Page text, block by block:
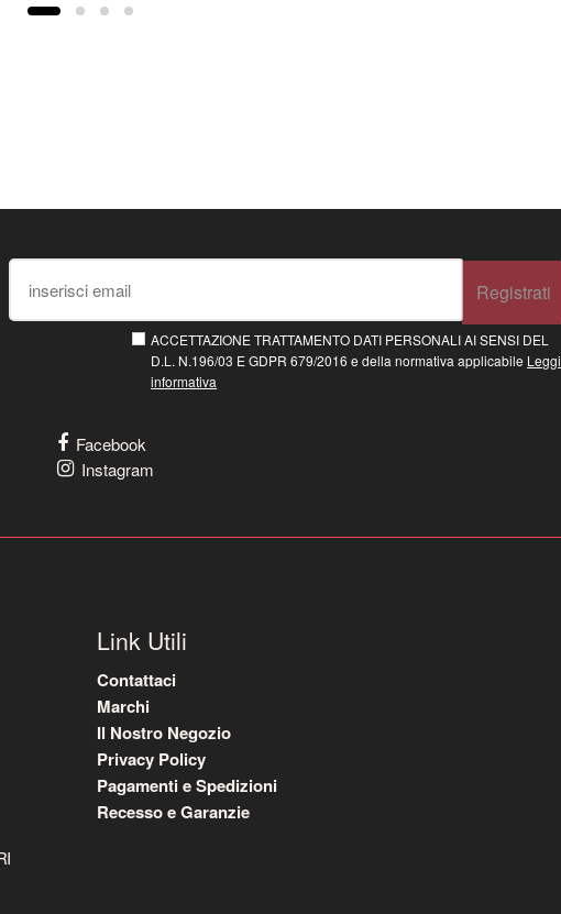
Registrati
ACCETTAZIONE TRATTAMENTO DATI PERSONALI AI SENSI DEL
D.L. N.196/03 E GDPR 679/2016 e della normativa applicabile Leggi
informativa
Facebook
Instagram
Link Utili
Contattaci
Marchi
Il Nostro Negozio
Privacy Policy
Pagamenti e Spedizioni
Recesso e Garanzie